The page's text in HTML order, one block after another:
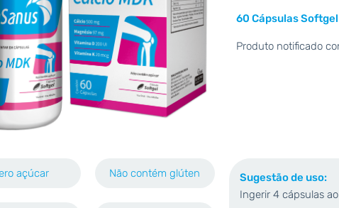
60 Cápsulas Softgel
Produto notificado
açúcar Não contém glúten
Sugestão de uso:
Ingerir 4 cápsulas